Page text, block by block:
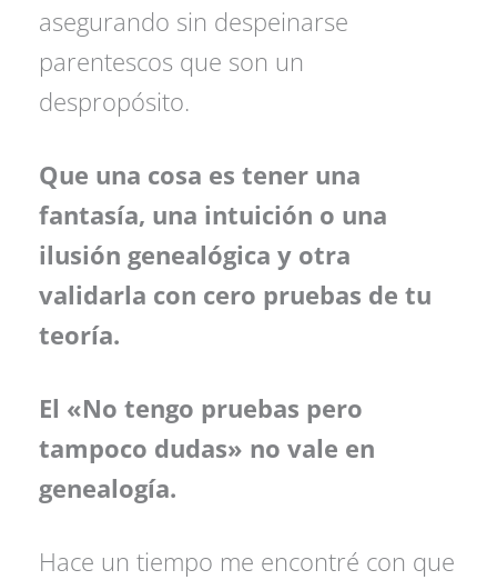
asegurando sin despeinarse
parentescos que son un
despropósito.
Que una cosa es tener una
fantasía, una intuición o una
ilusión genealógica y otra
validarla con cero pruebas de tu
teoría.
El «No tengo pruebas pero
tampoco dudas» no vale en
genealogía.
Hace un tiempo me encontré con que